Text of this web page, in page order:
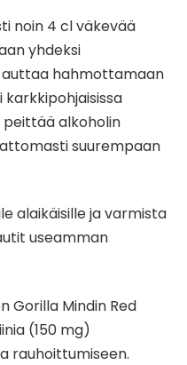
noin 4 cl väkevää
yhdeksi
auttaa hahmottamaan
peittää alkoholin
suurempaan
alaikäisille ja varmista
useamman
Gorilla Mindin Red
(150 mg)
rauhoittumiseen.